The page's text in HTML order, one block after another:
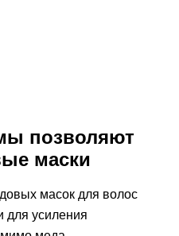
позволяют
маски
масок для волос
для усиления